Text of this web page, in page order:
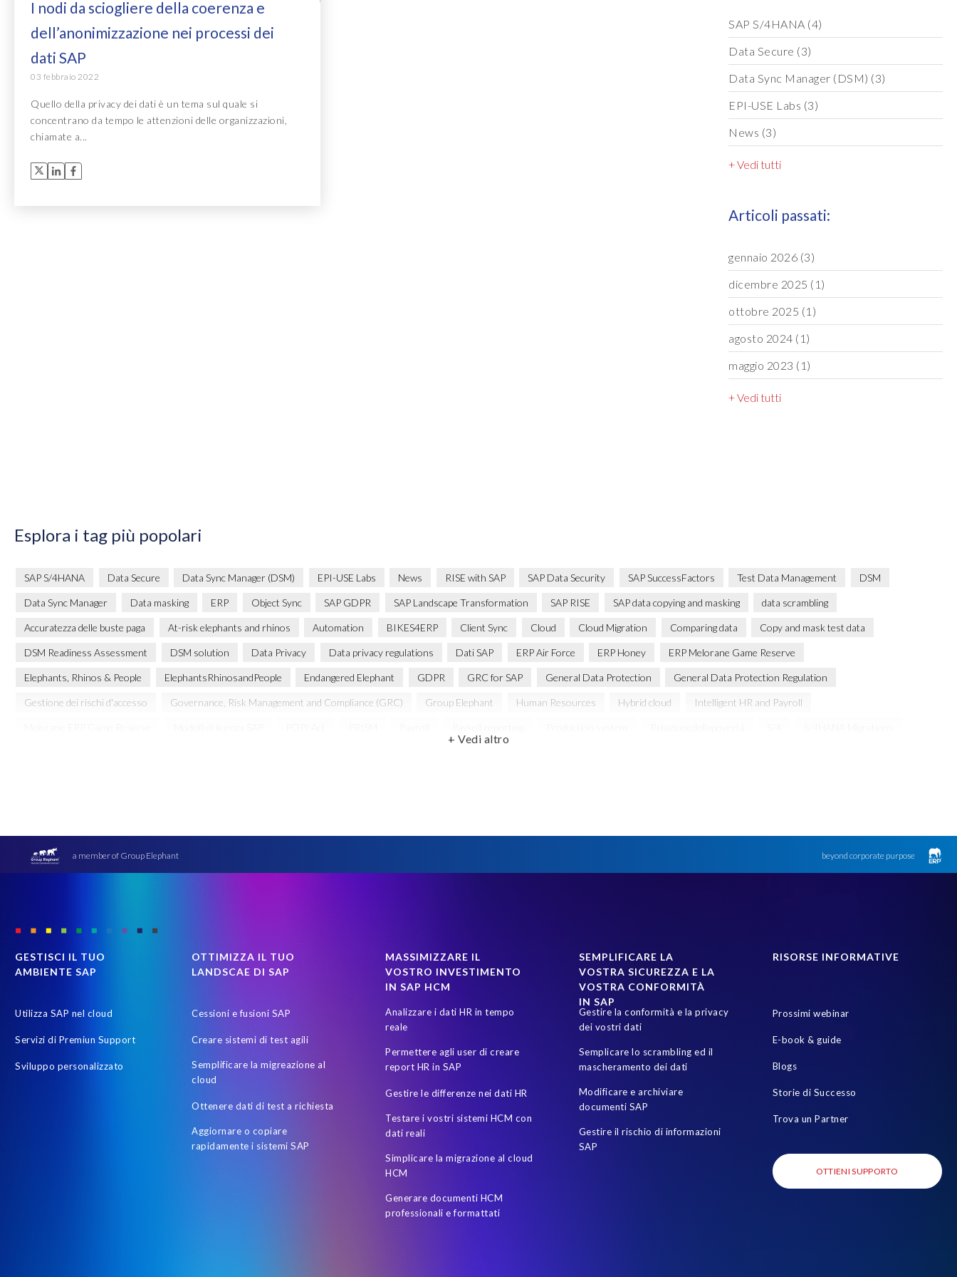
I nodi da sciogliere della coerenza e
dell’anonimizzazione nei processi dei
dati SAP
03 febbraio 2022
Quello della privacy dei dati è un tema sul quale si
concentrano da tempo le attenzioni delle organizzazioni,
chiamate a...
SAP S/4HANA (4)
Data Secure (3)
Data Sync Manager (DSM) (3)
EPI-USE Labs (3)
News (3)
+ Vedi tutti
Articoli passati:
gennaio 2026 (3)
dicembre 2025 (1)
ottobre 2025 (1)
agosto 2024 (1)
maggio 2023 (1)
+ Vedi tutti
Esplora i tag più popolari
SAP S/4HANA Data Secure Data Sync Manager (DSM) EPI-USE Labs News RISE with SAP SAP Data Security SAP SuccessFactors Test Data Management DSM
Data Sync Manager Data masking ERP Object Sync SAP GDPR SAP Landscape Transformation SAP RISE SAP data copying and masking data scrambling
Accuratezza delle buste paga At-risk elephants and rhinos Automation BIKES4ERP Client Sync Cloud Cloud Migration Comparing data Copy and mask test data
DSM Readiness Assessment DSM solution Data Privacy Data privacy regulations Dati SAP ERP Air Force ERP Honey ERP Melorane Game Reserve
Elephants, Rhinos & People ElephantsRhinosandPeople Endangered Elephant GDPR GRC for SAP General Data Protection General Data Protection Regulation
Gestione dei rischi d'accesso Governance, Risk Management and Compliance (GRC) Group Elephant Human Resources Hybrid cloud Intelligent HR and Payroll
quality of test data sicurezza dati
+ Vedi altro
a member of Group Elephant beyond corporate purpose
GESTISCI IL TUO
AMBIENTE SAP
Utilizza SAP nel cloud
Servizi di Premiun Support
Sviluppo personalizzato
OTTIMIZZA IL TUO
LANDSCAE DI SAP
Cessioni e fusioni SAP
Creare sistemi di test agili
Semplificare la migreazione al
cloud
Ottenere dati di test a richiesta
Aggiornare o copiare
rapidamente i sistemi SAP
MASSIMIZZARE IL
VOSTRO INVESTIMENTO
IN SAP HCM
Analizzare i dati HR in tempo
reale
Permettere agli user di creare
report HR in SAP
Gestire le differenze nei dati HR
Testare i vostri sistemi HCM con
dati reali
Simplicare la migrazione al cloud
HCM
Generare documenti HCM
professionali e formattati
SEMPLIFICARE LA
VOSTRA SICUREZZA E LA
VOSTRA CONFORMITÀ
IN SAP
Gestire la conformità e la privacy
dei vostri dati
Semplicare lo scrambling ed il
mascheramento dei dati
Modificare e archiviare
documenti SAP
Gestire il rischio di informazioni
SAP
RISORSE INFORMATIVE
Prossimi webinar
E-book & guide
Blogs
Storie di Successo
Trova un Partner
OTTIENI SUPPORTO